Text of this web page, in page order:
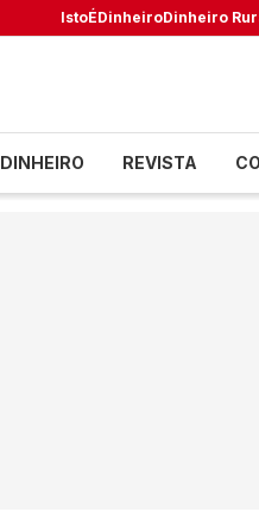
IstoÉDinheiroDinheiro
DINHEIRO REVISTA